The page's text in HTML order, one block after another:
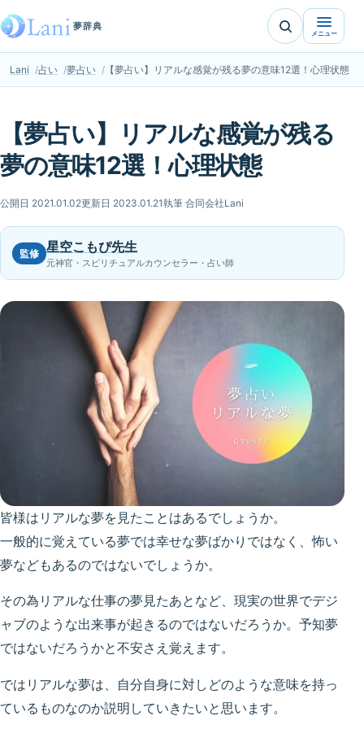
夢辞典
メニュー
Lani 占い 夢占い 【夢占い】リアルな感覚が残る夢の意味12選！心理状態
【夢占い】リアルな感覚が残る
夢の意味12選！心理状態
公開日 2021.01.02更新日 2023.01.21執筆 合同会社Lani
監修 星空こもぴ先生
元神官・スピリチュアルカウンセラー・占い師
皆様はリアルな夢を見たことはあるでしょうか。
一般的に覚えている夢では幸せな夢ばかりではなく、怖い
夢などもあるのではないでしょうか。
その為リアルな仕事の夢見たあとなど、現実の世界でデジ
ャブのような出来事が起きるのではないだろうか。予知夢
ではないだろうかと不安さえ覚えます。
ではリアルな夢は、自分自身に対しどのような意味を持っ
ているものなのか説明していきたいと思います。